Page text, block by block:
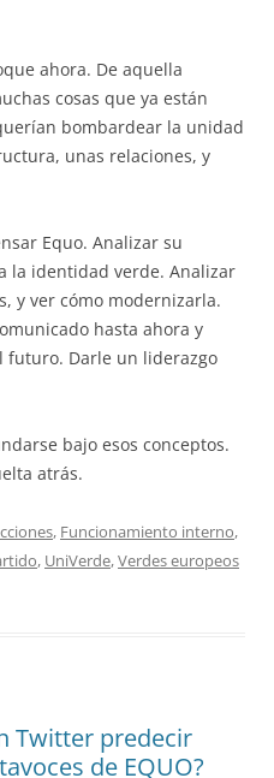
ahora. De aquella
cosas que ya están
bombardear la unidad
unas relaciones, y
Equo. Analizar su
la identidad verde. Analizar
y ver cómo modernizarla.
hasta ahora y
futuro. Darle un liderazgo
bajo esos conceptos.
atrás.
, Funcionamiento interno,
, UniVerde,Verdes europeos
Twitter predecir
de EQUO?